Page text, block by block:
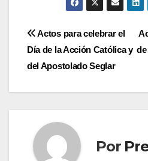
Navegación
de
entradas
Actos para celebrar el
Día de la Acción Católica y
del Apostolado Seglar
Por